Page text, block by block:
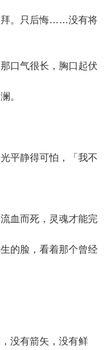
。只后悔……没有将
口气很长，胸口起伏
。
平静得可怕，「我不
而死，灵魂才能完
的脸，看着那个曾经
没有箭矢，没有鲜